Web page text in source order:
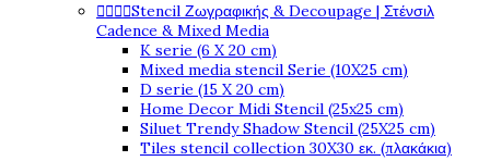
   Stencil Ζωγραφικής & Decoupage | Στένσιλ
Cadence & Mixed Media
K serie (6 X 20 cm)
Mixed media stencil Serie (10X25 cm)
D serie (15 X 20 cm)
Home Decor Midi Stencil (25x25 cm)
Siluet Trendy Shadow Stencil (25X25 cm)
Tiles stencil collection 30X30 εκ. (πλακάκια)